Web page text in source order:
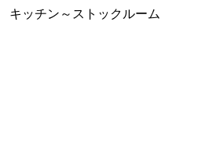
キッチン～ストックルーム